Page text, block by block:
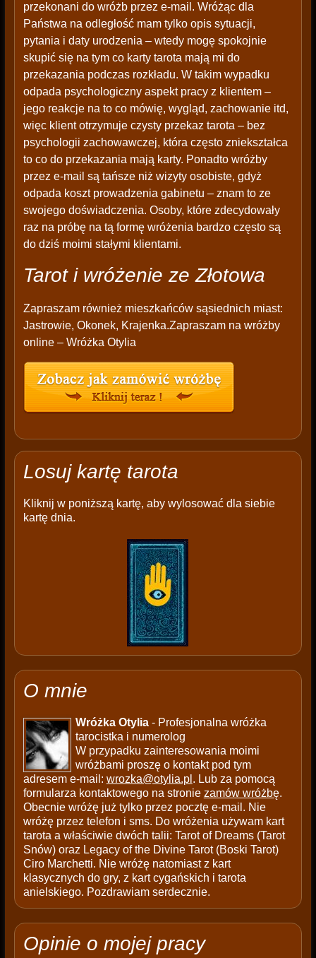
przekonani do wróżb przez e-mail. Wróżąc dla
Państwa na odległość mam tylko opis sytuacji,
pytania i daty urodzenia – wtedy mogę spokojnie
skupić się na tym co karty tarota mają mi do
przekazania podczas rozkładu. W takim wypadku
odpada psychologiczny aspekt pracy z klientem –
jego reakcje na to co mówię, wygląd, zachowanie itd,
więc klient otrzymuje czysty przekaz tarota – bez
psychologii zachowawczej, która często zniekształca
to co do przekazania mają karty. Ponadto wróżby
przez e-mail są tańsze niż wizyty osobiste, gdyż
odpada koszt prowadzenia gabinetu – znam to ze
swojego doświadczenia. Osoby, które zdecydowały
raz na próbę na tą formę wróżenia bardzo często są
do dziś moimi stałymi klientami.
Tarot i wróżenie ze Złotowa
Zapraszam również mieszkańców sąsiednich miast:
Jastrowie, Okonek, Krajenka.Zapraszam na wróżby
online – Wróżka Otylia
Losuj kartę tarota
Kliknij w poniższą kartę, aby wylosować dla siebie
kartę dnia.
O mnie
Wróżka Otylia- Profesjonalna wróżka
tarocistka i numerolog
W przypadku zainteresowania moimi
wróżbami proszę o kontakt pod tym
adresem e-mail: wrozka@otylia.pl . Lub za pomocą
formularza kontaktowego na stronie zamów wróżbę.
Obecnie wróżę już tylko przez pocztę e-mail. Nie
wróżę przez telefon i sms. Do wróżenia używam kart
tarota a właściwie dwóch talii: Tarot of Dreams (Tarot
Snów) oraz Legacy of the Divine Tarot (Boski Tarot)
Ciro Marchetti. Nie wróżę natomiast z kart
klasycznych do gry, z kart cygańskich i tarota
anielskiego. Pozdrawiam serdecznie.
Opinie o mojej pracy